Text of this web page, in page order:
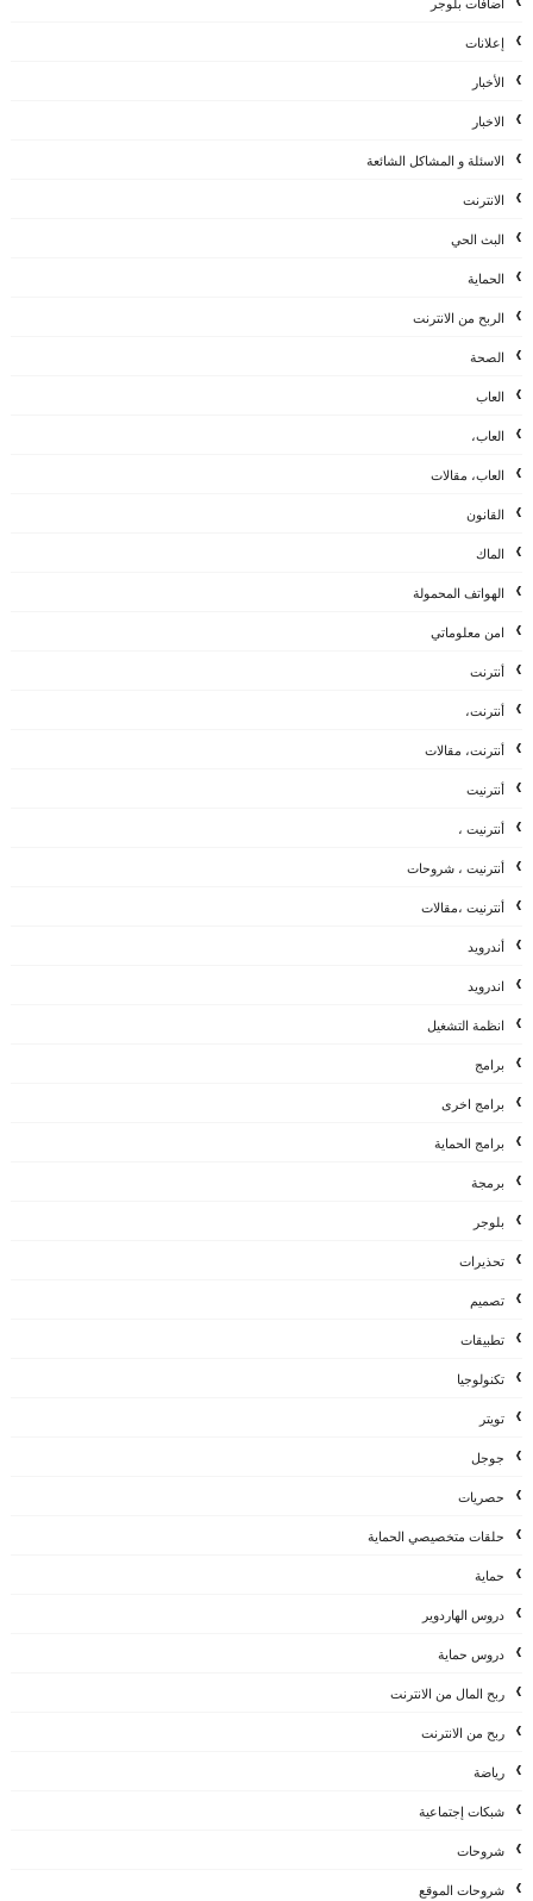
إعلانات
الأخبار
الاخبار
الاسئلة و المشاكل الشائعة
الانترنت
البث الحي
الحماية
الربح من الانترنت
الصحة
العاب
العاب،
العاب، مقالات
القانون
الماك
الهواتف المحمولة
امن معلوماتي
أنترنت
أنترنت،
أنترنت، مقالات
أنترنيت
أنترنيت ،
أنترنيت ، شروحات
أنترنيت ،مقالات
أندرويد
اندرويد
انظمة التشغيل
برامج
برامج اخرى
برامج الحماية
برمجة
بلوجر
تحذيرات
تصميم
تطبيقات
تكنولوجيا
تويتر
جوجل
حصريات
حلقات متخصيصي الحماية
حماية
دروس الهاردوير
دروس حماية
ربح المال من الانترنت
ربح من الانترنت
رياضة
شبكات إجتماعية
شروحات
شروحات الموقع